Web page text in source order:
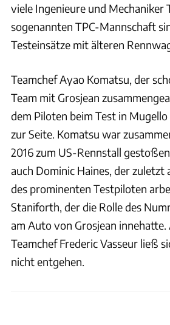
viele Ingenieure und Mechaniker
sogenannten TPC-Mannschaft
Testeinsätze mit älteren
Teamchef Ayao Komatsu, der
Team mit Grosjean
dem Piloten beim Test in
zur Seite. Komatsu war
2016 zum US-Rennstall
auch Dominic Haines, der zuletzt
des prominenten Testpiloten
Staniforth, der die Rolle des
am Auto von Grosjean
Teamchef Frederic Vasseur ließ
nicht entgehen.